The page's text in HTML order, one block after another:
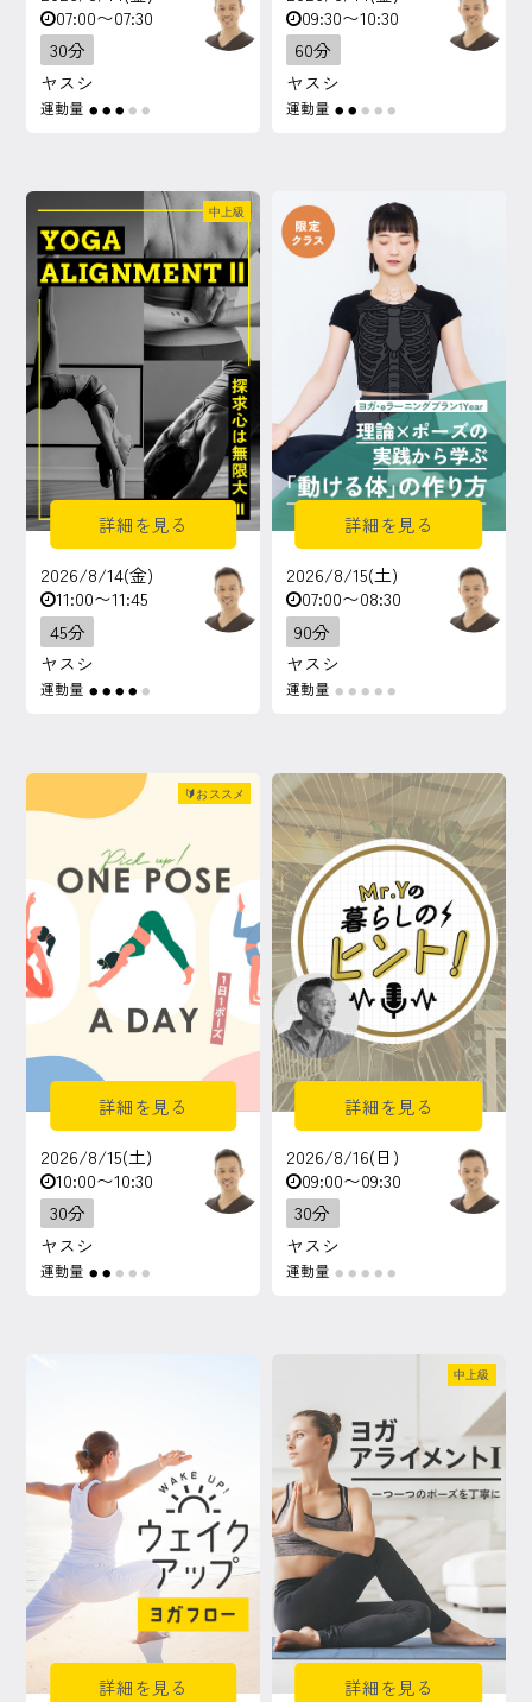
07:00〜07:30
30分
ヤスシ
運動量 ● ● ● ● ●
09:30〜10:30
60分
ヤスシ
運動量 ● ● ● ● ●
中上級
詳細を見る
2026/8/14(金)
11:00〜11:45
45分
ヤスシ
運動量 ● ● ● ● ●
詳細を見る
2026/8/15(土)
07:00〜08:30
90分
ヤスシ
運動量 ● ● ● ● ●
🔰おススメ
詳細を見る
2026/8/15(土)
10:00〜10:30
30分
ヤスシ
運動量 ● ● ● ● ●
詳細を見る
2026/8/16(日)
09:00〜09:30
30分
ヤスシ
運動量 ● ● ● ● ●
詳細を見る
中上級
詳細を見る